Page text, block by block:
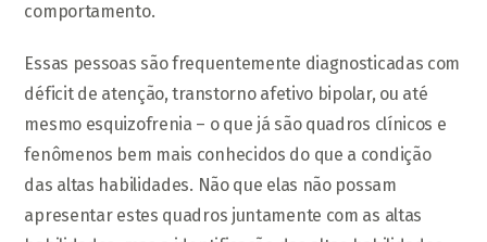
comportamento.
Essas pessoas são frequentemente diagnosticadas com
déficit de atenção, transtorno afetivo bipolar, ou até
mesmo esquizofrenia – o que já são quadros clínicos e
fenômenos bem mais conhecidos do que a condição
das altas habilidades. Não que elas não possam
apresentar estes quadros juntamente com as altas